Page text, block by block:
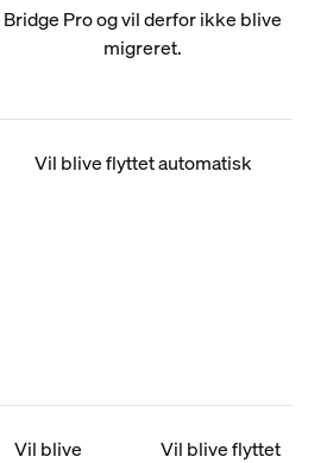
Bridge Pro og vil derfor ikke blive
migreret.
Vil blive flyttet automatisk
Vil blive
Vil blive flyttet